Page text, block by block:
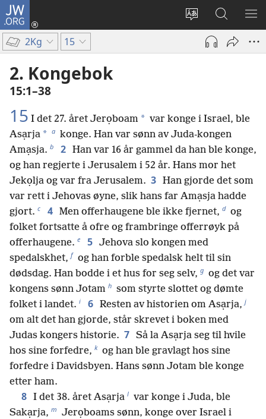
JW.ORG
Endre
språk
Logg
inn
(åpner
Søk
på
JW.ORG
VIS
2Kg 15
2. Kongebok
15:1–38
15 I det 27. året Jerọboam * var konge i Israel, ble
Asạrja * a konge. Han var sønn av Juda-kongen
Amạsja. b 2 Han var 16 år gammel da han ble konge,
og han regjerte i Jerusalem i 52 år. Hans mor het
Jekọlja og var fra Jerusalem. 3 Han gjorde det som
var rett i Jehovas øyne, slik hans far Amạsja hadde
gjort. c 4 Men offerhaugene ble ikke fjernet, d og
folket fortsatte å ofre og frambringe offerrøyk på
offerhaugene. e 5 Jehova slo kongen med
spedalskhet, f og han forble spedalsk helt til sin
dødsdag. Han bodde i et hus for seg selv, g og det var
kongens sønn Jotam h som styrte slottet og dømte
folket i landet. i 6 Resten av historien om Asạrja, j
om alt det han gjorde, står skrevet i boken med
Judas kongers historie. 7 Så la Asạrja seg til hvile
hos sine forfedre, k og han ble gravlagt hos sine
forfedre i Davidsbyen. Hans sønn Jotam ble konge
etter ham.
8 I det 38. året Asạrja l var konge i Juda, ble
Sakạrja, m Jerọboams sønn, konge over Israel i